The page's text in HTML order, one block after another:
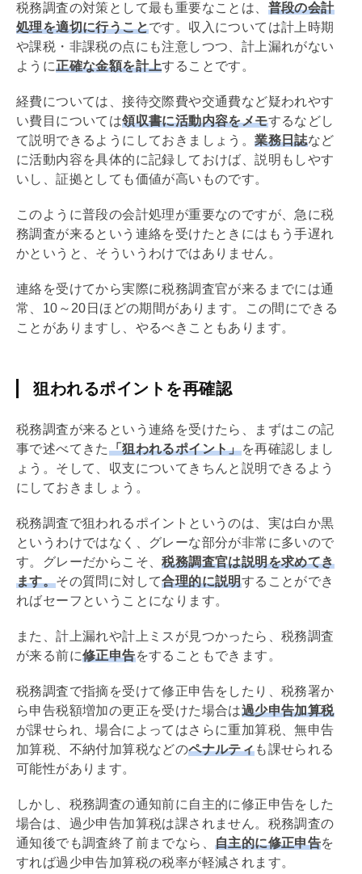
税務調査の対策として最も重要なことは、 普段の会計
処理を適切に行うことです。収入については計上時期
や課税・非課税の点にも注意しつつ、計上漏れがない
ように正確な金額を計上することです。
経費については、接待交際費や交通費など疑われやす
い費目については領収書に活動内容をメモするなどし
て説明できるようにしておきましょう。業務日誌など
に活動内容を具体的に記録しておけば、説明もしやす
いし、証拠としても価値が高いものです。
このように普段の会計処理が重要なのですが、急に税
務調査が来るという連絡を受けたときにはもう手遅れ
かというと、そういうわけではありません。
連絡を受けてから実際に税務調査官が来るまでには通
常、10～20日ほどの期間があります。この間にできる
ことがありますし、やるべきこともあります。
狙われるポイントを再確認
税務調査が来るという連絡を受けたら、まずはこの記
事で述べてきた「狙われるポイント」を再確認しまし
ょう。そして、収支についてきちんと説明できるよう
にしておきましょう。
税務調査で狙われるポイントというのは、実は白か黒
というわけではなく、グレーな部分が非常に多いので
す。グレーだからこそ、税務調査官は説明を求めてき
ます。その質問に対して合理的に説明することができ
ればセーフということになります。
また、計上漏れや計上ミスが見つかったら、税務調査
が来る前に修正申告をすることもできます。
税務調査で指摘を受けて修正申告をしたり、税務署か
ら申告税額増加の更正を受けた場合は過少申告加算税
が課せられ、場合によってはさらに重加算税、無申告
加算税、不納付加算税などのペナルティも課せられる
可能性があります。
しかし、税務調査の通知前に自主的に修正申告をした
場合は、過少申告加算税は課されません。税務調査の
通知後でも調査終了前までなら、 自主的に修正申告を
すれば過少申告加算税の税率が軽減されます。